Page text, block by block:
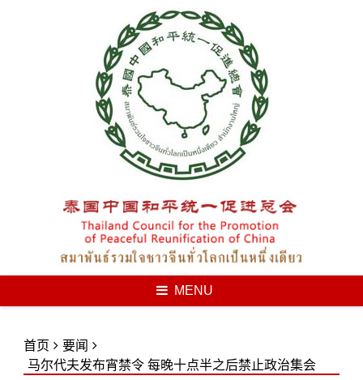
MENU
首页
要闻
马尔代夫发布宵禁令 每晚十点半之后禁止政治集会